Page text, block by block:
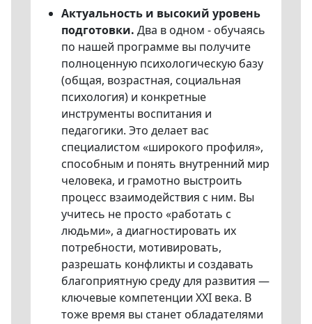
Актуальность и высокий уровень
подготовки. Два в одном - обучаясь
по нашей программе вы получите
полноценную психологическую базу
(общая, возрастная, социальная
психология) и конкретные
инструменты воспитания и
педагогики. Это делает вас
специалистом «широкого профиля»,
способным и понять внутренний мир
человека, и грамотно выстроить
процесс взаимодействия с ним. Вы
учитесь не просто «работать с
людьми», а диагностировать их
потребности, мотивировать,
разрешать конфликты и создавать
благоприятную среду для развития —
ключевые компетенции XXI века. В
тоже время вы станет обладателями